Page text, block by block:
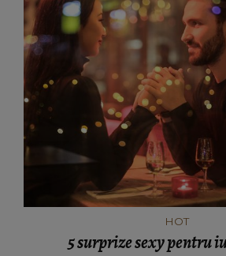
HOT
5 surprize sexy pentru